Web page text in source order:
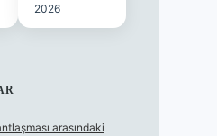
2026
arasındaki